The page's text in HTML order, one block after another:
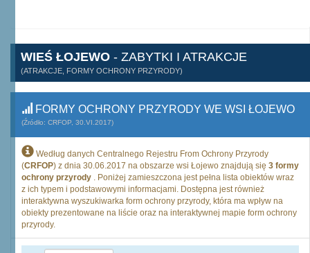
WIEŚ ŁOJEWO - ZABYTKI I ATRAKCJE
(ATRAKCJE, FORMY OCHRONY PRZYRODY)
FORMY OCHRONY PRZYRODY WE WSI ŁOJEWO
(Źródło: CRFOP, 30.VI.2017)
Według danych Centralnego Rejestru From Ochrony Przyrody
(CRFOP) z dnia 30.06.2017 na obszarze wsi Łojewo znajdują się 3 formy
ochrony przyrody . Poniżej zamieszczona jest pełna lista obiektów wraz
z ich typem i podstawowymi informacjami. Dostępna jest również
interaktywna wyszukiwarka form ochrony przyrody, która ma wpływ na
obiekty prezentowane na liście oraz na interaktywnej mapie form ochrony
przyrody.